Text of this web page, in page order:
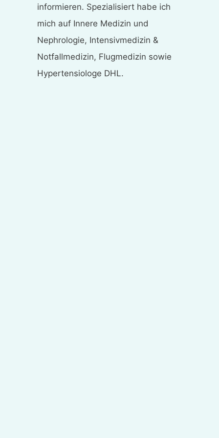
informieren. Spezialisiert habe ich
mich auf Innere Medizin und
Nephrologie, Intensivmedizin &
Notfallmedizin, Flugmedizin sowie
Hypertensiologe DHL.